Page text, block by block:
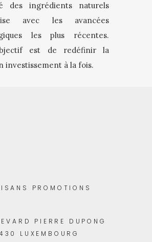
des ingrédients naturels
avec les avancées
les plus récentes.
est de redéfinir la
investissement à la fois.
PROMOTIONS
PIERRE DUPONG
LUXEMBOURG